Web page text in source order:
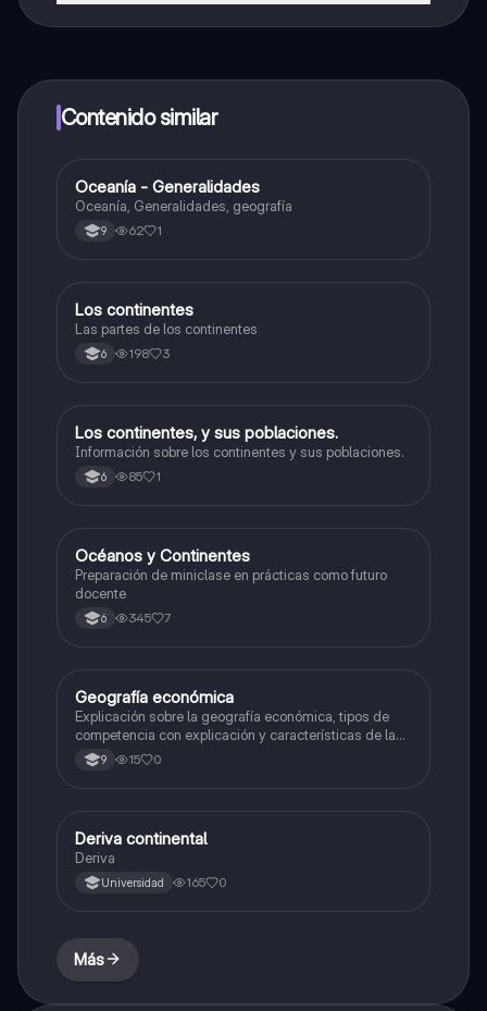
a determinadas funciones.
Contenido similar
Geografía
Oceanía - Generalidades
Oceanía, Generalidades, geografía
9 62 1
Geografía
Los continentes
Las partes de los continentes
6 198 3
Sociales/Historia
Los continentes, y sus poblaciones.
Información sobre los continentes y sus poblaciones.
6 85 1
Geografía
Océanos y Continentes
Preparación de miniclase en prácticas como futuro
docente
6 345 7
Geografía
Geografía económica
Explicación sobre la geografía económica, tipos de
competencia con explicación y características de la
oferta y demanda
9 15 0
Geografía
Deriva continental
Deriva
Universidad 165 0
Más